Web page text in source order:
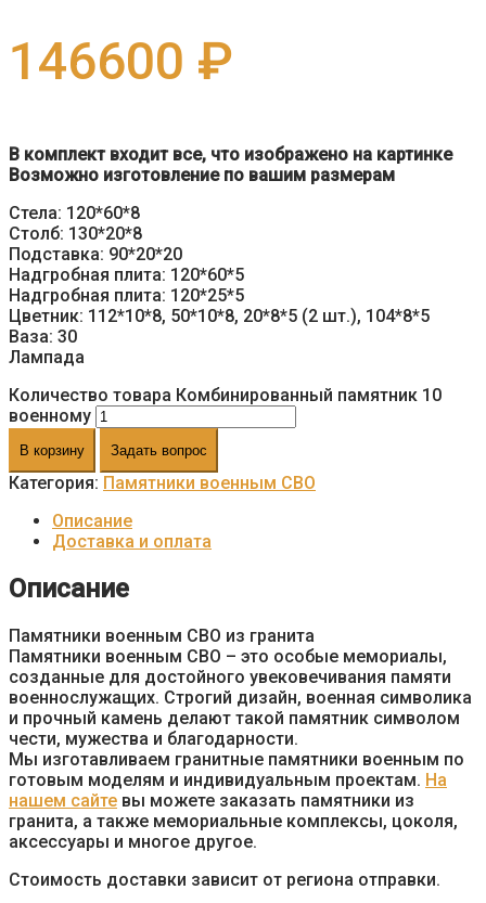
146600 ₽
В комплект входит все, что изображено на картинке
Возможно изготовление по вашим размерам
Стела: 120*60*8
Столб: 130*20*8
Подставка: 90*20*20
Надгробная плита: 120*60*5
Надгробная плита: 120*25*5
Цветник: 112*10*8, 50*10*8, 20*8*5 (2 шт.), 104*8*5
Ваза: 30
Лампада
Количество товара Комбинированный памятник 10
военному
В корзину Задать вопрос
Категория: Памятники военным СВО
Описание
Доставка и оплата
Описание
Памятники военным СВО из гранита
Памятники военным СВО – это особые мемориалы,
созданные для достойного увековечивания памяти
военнослужащих. Строгий дизайн, военная символика
и прочный камень делают такой памятник символом
чести, мужества и благодарности.
Мы изготавливаем гранитные памятники военным по
готовым моделям и индивидуальным проектам. На
нашем сайте вы можете заказать памятники из
гранита, а также мемориальные комплексы, цоколя,
аксессуары и многое другое.
Стоимость доставки зависит от региона отправки.